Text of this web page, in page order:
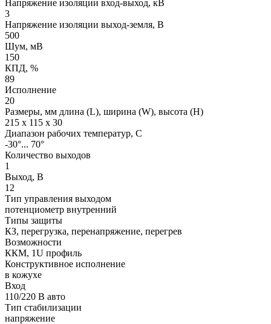
Напряжение изоляции вход-выход, кВ
3
Напряжение изоляции выход-земля, В
500
Шум, мВ
150
КПД, %
89
Исполнение
20
Размеры, мм длина (L), ширина (W), высота (H)
215 x 115 x 30
Диапазон рабочих температур, C
-30°... 70°
Количество выходов
1
Выход, В
12
Тип управления выходом
потенциометр внутренний
Типы защиты
КЗ, перегрузка, перенапряжение, перегрев
Возможности
ККМ, 1U профиль
Конструктивное исполнение
в кожухе
Вход
110/220 В авто
Тип стабилизации
напряжение